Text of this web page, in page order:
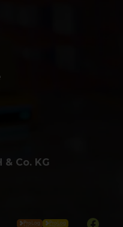
Co. KG